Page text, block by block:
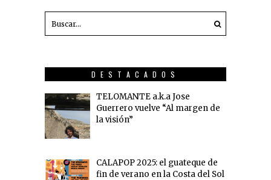
DESTACADOS
TELOMANTE a.k.a Jose
Guerrero vuelve “Al margen de
la visión”
CALAPOP 2025: el guateque de
fin de verano en la Costa del Sol